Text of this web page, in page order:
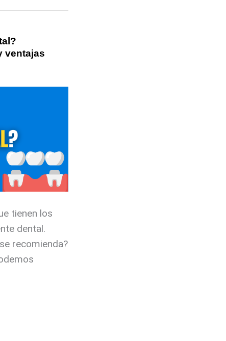
ventajas
tienen los
dental.
recomienda?